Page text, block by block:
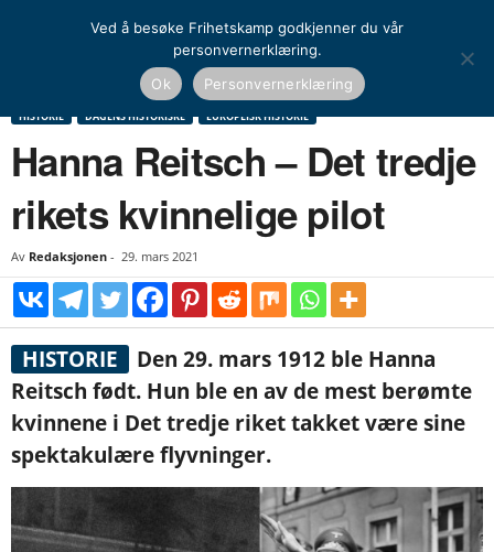
Dagens historiske
Hanna Reitsch – Det tredje rikets kvinnelige
HISTORIE DAGENS HISTORISKE EUROPEISK HISTORIE
Hanna Reitsch – Det tredje
rikets kvinnelige pilot
Av Redaksjonen - 29. mars 2021
HISTORIE
Den 29. mars 1912 ble Hanna
Reitsch født. Hun ble en av de mest berømte
kvinnene i Det tredje riket takket være sine
spektakulære flyvninger.
Ved å besøke Frihetskamp godkjenner du vår
personvernerklæring.
Ok
Personvernerklæring